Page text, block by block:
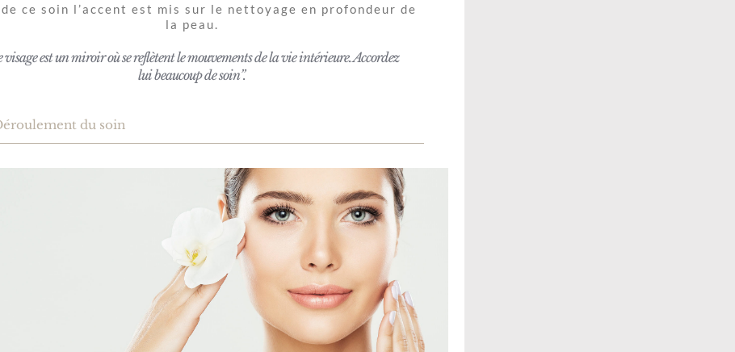
ce soin l’accent est mis sur le nettoyage en profondeur de
la peau.
visage est un miroir où se reflètent le mouvements de la vie intérieure. Accordez
lui beaucoup de soin”.
du soin